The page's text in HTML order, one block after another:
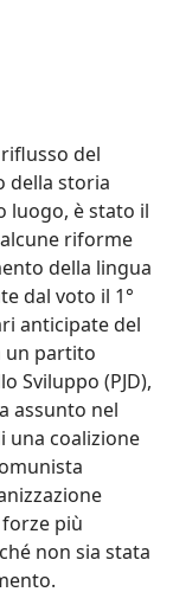
del
della storia
luogo, è stato il
riforme
della lingua
dal voto il 1°
anticipate del
un partito
Sviluppo (PJD),
assunto nel
una coalizione
forze più
non sia stata